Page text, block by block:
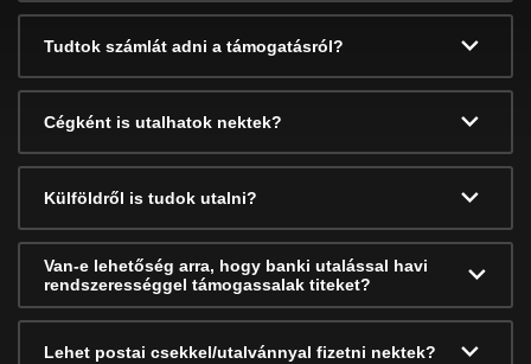
Tudtok számlát adni a támogatásról?
Cégként is utalhatok nektek?
Külföldről is tudok utalni?
Van-e lehetőség arra, hogy banki utalással havi
rendszerességgel támogassalak titeket?
Lehet postai csekkel/utalvánnyal fizetni nektek?